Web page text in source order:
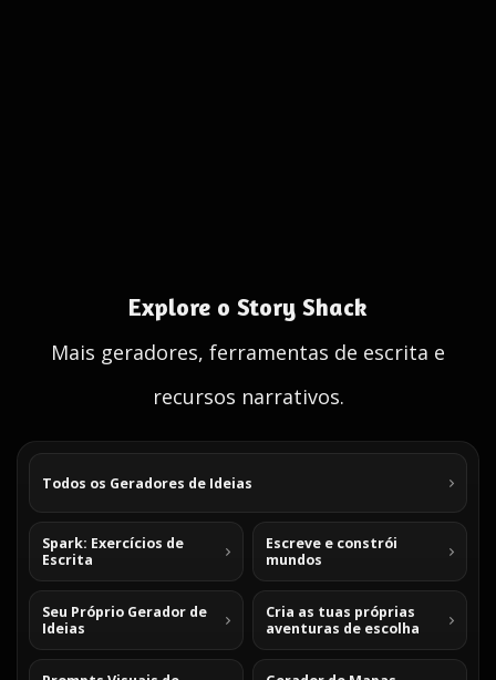
Explore o Story Shack
Mais geradores, ferramentas de escrita e
recursos narrativos.
Todos os Geradores de Ideias
Spark: Exercícios de
Escrita
Escreve e constrói
mundos
Seu Próprio Gerador de
Ideias
Cria as tuas próprias
aventuras de escolha